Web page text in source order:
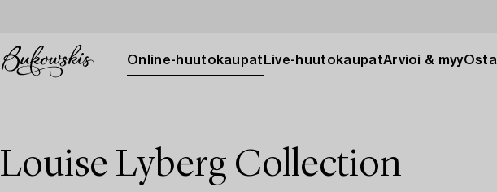
Online-huutokaupat Live-huutokaupatArvioi & myyOsta
Louise Lyberg Collection